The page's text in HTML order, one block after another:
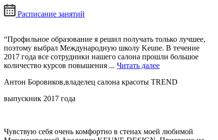
Расписание занятий
“Профильное образование я решил получать только лучшее,
поэтому выбрал Международную школу Keune. В течение
2017 года все сотрудники нашего салона прошли большое
количество курсов повышения ... Читать далее
Антон Боровиков,владелец салона красоты TREND
выпускник 2017 года
Чувствую себя очень комфортно в стенах моей любимой